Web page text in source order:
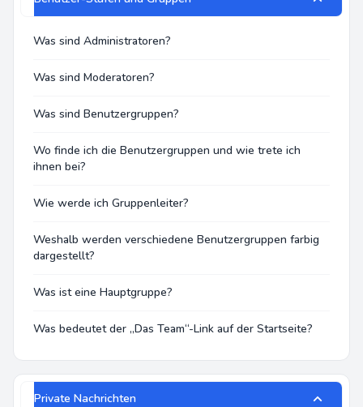
Was sind Administratoren?
Was sind Moderatoren?
Was sind Benutzergruppen?
Wo finde ich die Benutzergruppen und wie trete ich
ihnen bei?
Wie werde ich Gruppenleiter?
Weshalb werden verschiedene Benutzergruppen farbig
dargestellt?
Was ist eine Hauptgruppe?
Was bedeutet der „Das Team“-Link auf der Startseite?
Private Nachrichten